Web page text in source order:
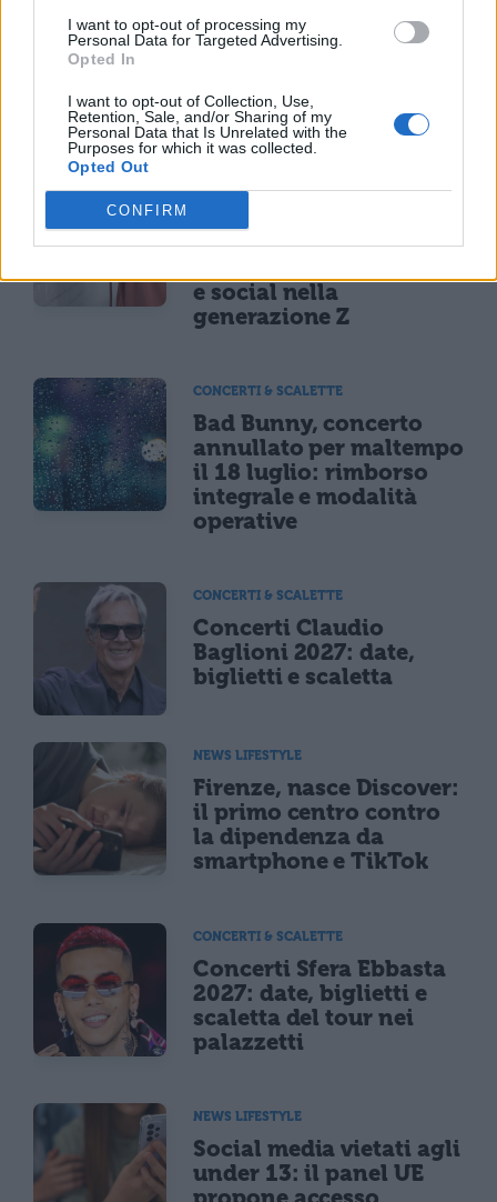
I want to opt-out of processing my
Personal Data for Targeted Advertising.
Opted In
I want to opt-out of Collection, Use,
Retention, Sale, and/or Sharing of my
Personal Data that Is Unrelated with the
Purposes for which it was collected.
Opted Out
CONFIRM
Francia vieta i social ai
minori di 15 anni dal 1°
dell'età
NEWS LIFESTYLE
sei a rischio: l'allarme
e social nella
generazione Z
CONCERTI & SCALETTE
Bad Bunny, concerto
annullato per maltempo
il 18 luglio: rimborso
integrale e modalità
operative
CONCERTI & SCALETTE
Concerti Claudio
Baglioni 2027: date,
biglietti e scaletta
NEWS LIFESTYLE
Firenze, nasce Discover:
il primo centro contro
la dipendenza da
smartphone e TikTok
CONCERTI & SCALETTE
Concerti Sfera Ebbasta
2027: date, biglietti e
scaletta del tour nei
palazzetti
NEWS LIFESTYLE
Social media vietati agli
under 13: il panel UE